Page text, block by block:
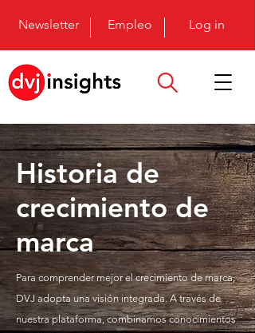
Newsletter Empleo Log in
Historia de
crecimiento de
marca
Para comprender mejor el crecimiento de marca,
DVJ adopta una visión integrada. A través de
nuestra plataforma, combinamos conocimientos